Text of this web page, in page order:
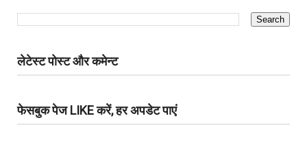
लेटेस्ट पोस्ट और कमेन्ट
फेसबुक पेज LIKE करें, हर अपडेट पाएं